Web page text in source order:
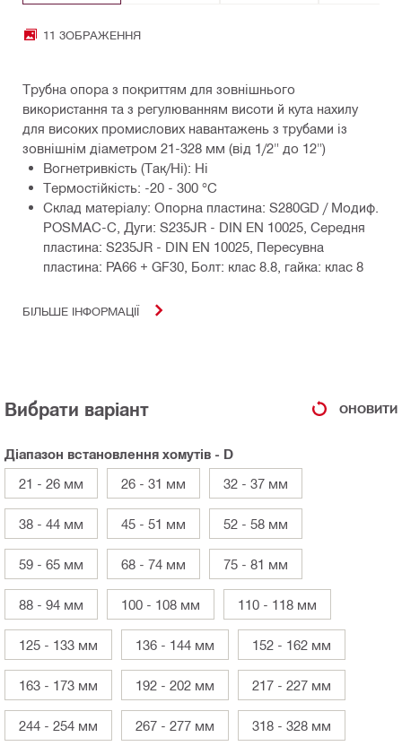
11 ЗОБРАЖЕННЯ
Трубна опора з покриттям для зовнішнього
використання та з регулюванням висоти й кута нахилу
для високих промислових навантажень з трубами із
зовнішнім діаметром 21-328 мм (від 1/2" до 12")
Вогнетривкість (Так/Ні): Ні
Термостійкість: -20 - 300 °C
Склад матеріалу: Опорна пластина: S280GD / Модиф.
POSMAC-C, Дуги: S235JR - DIN EN 10025, Середня
пластина: S235JR - DIN EN 10025, Пересувна
пластина: PA66 + GF30, Болт: клас 8.8, гайка: клас 8
БІЛЬШЕ ІНФОРМАЦІЇ
Вибрати варіант ОНОВИТИ
Діапазон встановлення хомутів - D
21 - 26 мм
26 - 31 мм 32 - 37 мм
38 - 44 мм 45 - 51 мм 52 - 58 мм
59 - 65 мм 68 - 74 мм 75 - 81 мм
88 - 94 мм 100 - 108 мм 110 - 118 мм
125 - 133 мм 136 - 144 мм 152 - 162 мм
163 - 173 мм 192 - 202 мм 217 - 227 мм
244 - 254 мм 267 - 277 мм 318 - 328 мм